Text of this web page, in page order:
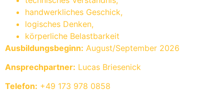
handwerkliches Geschick,
logisches Denken,
körperliche Belastbarkeit
Ausbildungsbeginn: August/September 2026
Ansprechpartner: Lucas Briesenick
Telefon: +49 173 978 0858